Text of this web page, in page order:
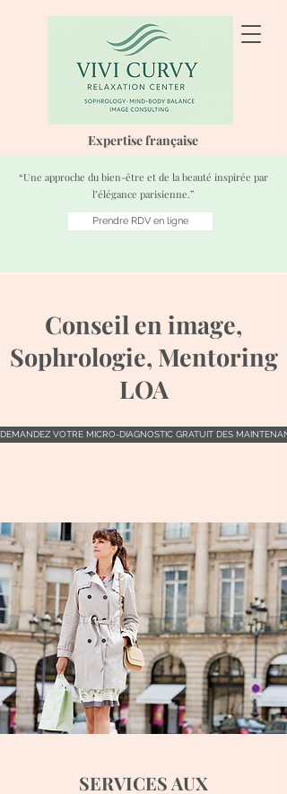
Expertise française
“Une approche du bien-être et de la beauté inspirée par
l’élégance parisienne.”
Prendre RDV en ligne
Conseil en image,
Sophrologie, Mentoring
LOA
DEMANDEZ VOTRE MICRO-DIAGNOSTIC GRATUIT DES
SERVICES AUX